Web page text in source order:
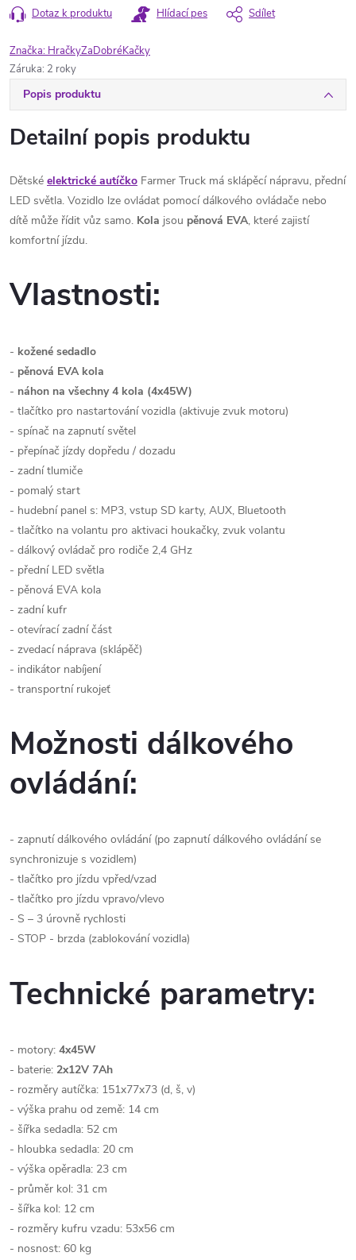
Dotaz k produktu Hlídací pes Sdílet
Značka: HračkyZaDobréKačky
Záruka: 2 roky
Popis produktu
Detailní popis produktu
Dětské elektrické autíčko Farmer Truck má sklápěcí nápravu, přední
LED světla. Vozidlo lze ovládat pomocí dálkového ovládače nebo
dítě může řídit vůz samo. Kola jsou pěnová EVA, které zajistí
komfortní jízdu.
Vlastnosti:
- kožené sedadlo
- pěnová EVA kola
- náhon na všechny 4 kola (4x45W)
- tlačítko pro nastartování vozidla (aktivuje zvuk motoru)
- spínač na zapnutí světel
- přepínač jízdy dopředu / dozadu
- zadní tlumiče
- pomalý start
- hudební panel s: MP3, vstup SD karty, AUX, Bluetooth
- tlačítko na volantu pro aktivaci houkačky, zvuk volantu
- dálkový ovládač pro rodiče 2,4 GHz
- přední LED světla
- pěnová EVA kola
- zadní kufr
- otevírací zadní část
- zvedací náprava (sklápěč)
- indikátor nabíjení
- transportní rukojeť
Možnosti dálkového
ovládání:
- zapnutí dálkového ovládání (po zapnutí dálkového ovládání se
synchronizuje s vozidlem)
- tlačítko pro jízdu vpřed/vzad
- tlačítko pro jízdu vpravo/vlevo
- S – 3 úrovně rychlosti
- STOP - brzda (zablokování vozidla)
Technické parametry:
- motory: 4x45W
- baterie: 2x12V 7Ah
- rozměry autíčka: 151x77x73 (d, š, v)
- výška prahu od země: 14 cm
- šířka sedadla: 52 cm
- hloubka sedadla: 20 cm
- výška opěradla: 23 cm
- průměr kol: 31 cm
- šířka kol: 12 cm
- rozměry kufru vzadu: 53x56 cm
- nosnost: 60 kg